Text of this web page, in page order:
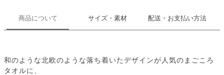
商品について サイズ・素材 配送・お支払い方法
和のような北欧のような落ち着いたデザインが人気のまごころ
タオルに、